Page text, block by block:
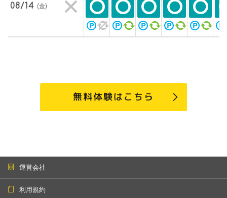
08/14 (金)
無料体験はこちら
運営会社
利用規約